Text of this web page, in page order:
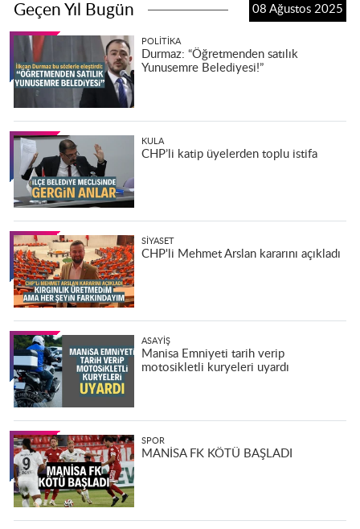
Geçen Yıl Bugün 08 Ağustos 2025
POLITIKA
Durmaz: “Öğretmenden satılık
Yunusemre Belediyesi!”
KULA
CHP’li katip üyelerden toplu istifa
SIYASET
CHP'li Mehmet Arslan kararını açıkladı
ASAYIŞ
Manisa Emniyeti tarih verip
motosikletli kuryeleri uyardı
SPOR
MANİSA FK KÖTÜ BAŞLADI